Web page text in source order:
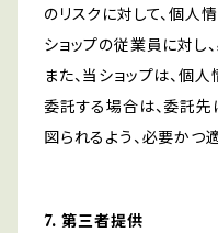
のリスクに対して、個人
ショップの従業員に対し
また、当ショップは、個
委託する場合は、委託
図られるよう、必要かつ
7. 第三者提供